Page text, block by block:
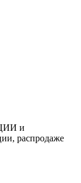
и
распродаже